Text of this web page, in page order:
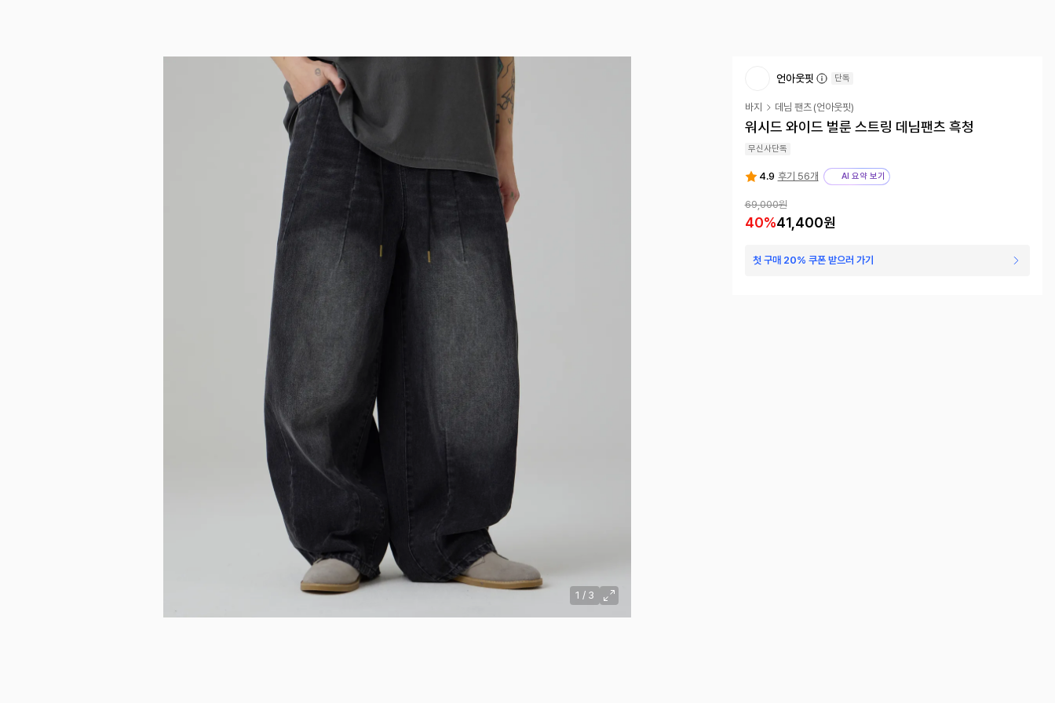
1 / 3
언아웃핏 단독
바지 데님 팬츠 (언아웃핏)
워시드 와이드 벌룬 스트링 데님팬츠 흑청
무신사단독
4.9 후기 56개 AI 요약 보기
69,000원
40%41,400원
첫 구매 20% 쿠폰 받으러 가기